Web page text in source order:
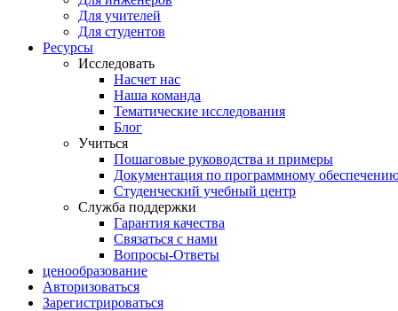
Для учителей
Для студентов
Ресурсы
Исследовать
Насчет нас
Наша команда
Тематические исследования
Блог
Учиться
Пошаговые руководства и примеры
Документация по программному
Студенческий учебный центр
Служба поддержки
Гарантия качества
Связаться с нами
Вопросы-Ответы
ценообразование
Авторизоваться
Зарегистрироваться